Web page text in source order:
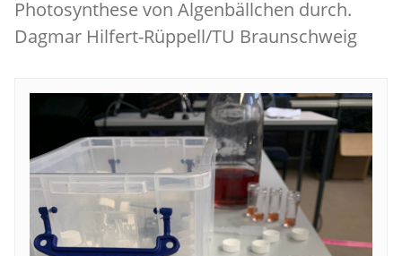
Photosynthese von Algenbällchen durch.
Dagmar Hilfert-Rüppell/TU Braunschweig